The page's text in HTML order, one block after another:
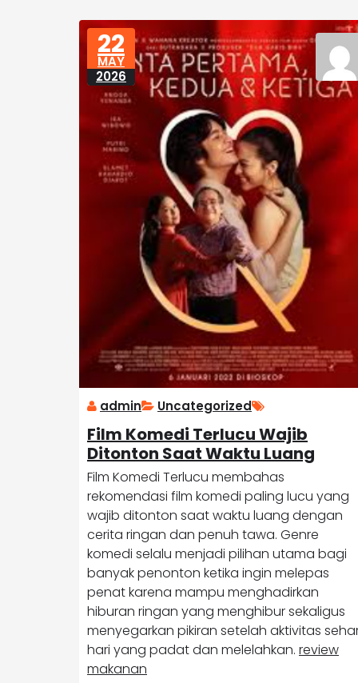
22
MAY
2026
admin Uncategorized
Film Komedi Terlucu Wajib
Ditonton Saat Waktu Luang
Film Komedi Terlucu membahas
rekomendasi film komedi paling lucu yang
wajib ditonton saat waktu luang dengan
cerita ringan dan penuh tawa. Genre
komedi selalu menjadi pilihan utama bagi
banyak penonton ketika ingin melepas
penat karena mampu menghadirkan
hiburan ringan yang menghibur sekaligus
menyegarkan pikiran setelah aktivitas
hari yang padat dan melelahkan. review
makanan